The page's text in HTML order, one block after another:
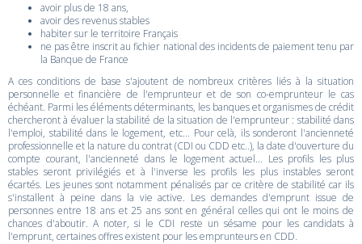
avoir plus de 18 ans,
avoir des revenus stables
habiter sur le territoire Français
ne pas être inscrit au fichier national des incidents de paiement tenu par
la Banque de France
A ces conditions de base s'ajoutent de nombreux critères liés à la situation
personnelle et financière de l'emprunteur et de son co-emprunteur le cas
échéant. Parmi les éléments déterminants, les banques et organismes de crédit
chercheront à évaluer la stabilité de la situation de l'emprunteur : stabilité dans
l'emploi, stabilité dans le logement, etc... Pour celà, ils sonderont l'ancienneté
professionnelle et la nature du contrat (CDI ou CDD etc..), la date d'ouverture du
compte courant, l'ancienneté dans le logement actuel... Les profils les plus
stables seront privilégiés et à l'inverse les profils les plus instables seront
écartés. Les jeunes sont notamment pénalisés par ce critère de stabilité car ils
s'installent à peine dans la vie active. Les demandes d'emprunt issue de
personnes entre 18 ans et 25 ans sont en général celles qui ont le moins de
chances d'aboutir. A noter, si le CDI reste un sésame pour les candidats à
l'emprunt, certaines offres existent pour les emprunteurs en CDD.